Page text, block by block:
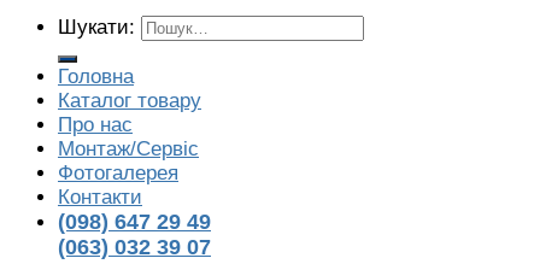
Шукати:
Головна
Каталог товару
Про нас
Монтаж/Сервіс
Фотогалерея
Контакти
(098) 647 29 49
(063) 032 39 07